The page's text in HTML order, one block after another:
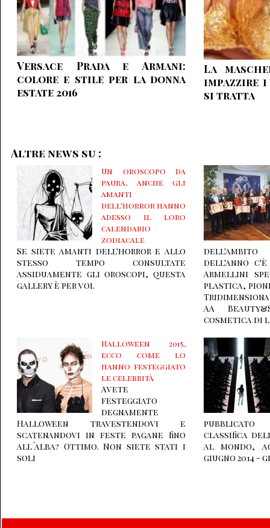
Versace Prada e Armani:
colore e stile per la donna
estate 2016
La
impazzire
si tratta
Altre news su :
Un oroscopo da
paura, anche gli
amanti
dell'horror hanno
adesso il loro
calendario
zodiacale
Se siete amanti dell'horror e allo
stesso tempo consultate
assiduamente gli oroscopi, questa
gallery è per voi.
dell'ambito
dell'anno
Armellini
plastica,
AA
cosmetica di
Halloween 2015,
ecco come lo
hanno festeggiato
le celebrità
Avete
festeggiato
degnamente
Halloween travestendovi e
scatenandovi in feste pagane fino
all´alba? Ottimo. Non siete stati i
soli
classifica
al mondo,
giugno 2014 -